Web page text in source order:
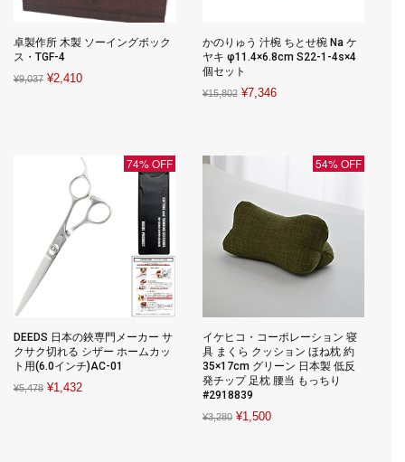
卓製作所 木製 ソーイングボック
ス・TGF-4
¥9,037 Original
¥2,410Current
かのりゅう 汁椀 ちとせ椀 Na ケ
ヤキ φ11.4×6.8cm S22-1-4s×4
個セット
¥15,802 Original
¥7,346Current
74% OFF
DEEDS 日本の鋏専門メーカー サ
クサク切れる シザー ホームカッ
ト用(6.0インチ)AC-01
¥5,478 Original
¥1,432Current
54% OFF
イケヒコ・コーポレーション 寝
具 まくら クッション ほね枕 約
35×17cm グリーン 日本製 低反
発チップ 足枕 腰当 もっちり
#2918839
¥3,280 Original
¥1,500Current